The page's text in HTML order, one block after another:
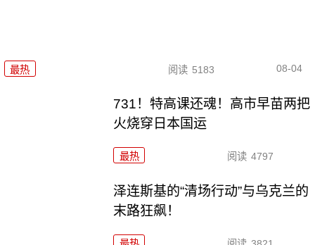
最热 阅读 5183 08-04
731！特高课还魂！高市早苗两把
火烧穿日本国运
最热 阅读 4797
泽连斯基的“清场行动”与乌克兰的
末路狂飙！